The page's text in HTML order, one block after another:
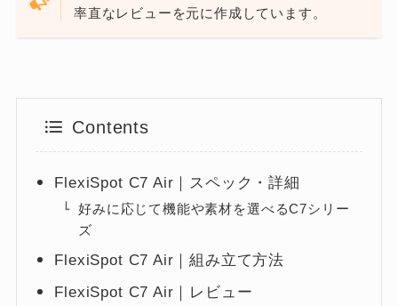
率直なレビューを元に作成しています。
Contents
FlexiSpot C7 Air｜スペック・詳細
好みに応じて機能や素材を選べるC7シリー
ズ
FlexiSpot C7 Air｜組み立て方法
FlexiSpot C7 Air｜レビュー